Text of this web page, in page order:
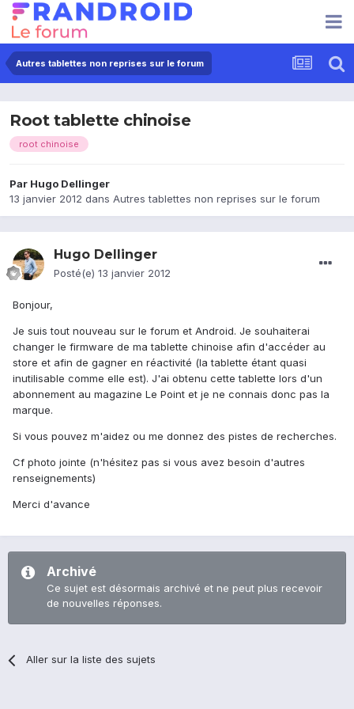
Autres tablettes non reprises sur le forum
Root tablette chinoise
root chinoise
Par Hugo Dellinger
13 janvier 2012 dans Autres tablettes non reprises sur le forum
Hugo Dellinger
Posté(e) 13 janvier 2012
Bonjour,
Je suis tout nouveau sur le forum et Android. Je souhaiterai
changer le firmware de ma tablette chinoise afin d'accéder au
store et afin de gagner en réactivité (la tablette étant quasi
inutilisable comme elle est). J'ai obtenu cette tablette lors d'un
abonnement au magazine Le Point et je ne connais donc pas la
marque.
Si vous pouvez m'aidez ou me donnez des pistes de recherches.
Cf photo jointe (n'hésitez pas si vous avez besoin d'autres
renseignements)
Merci d'avance
Archivé
Ce sujet est désormais archivé et ne peut plus recevoir
de nouvelles réponses.
Aller sur la liste des sujets